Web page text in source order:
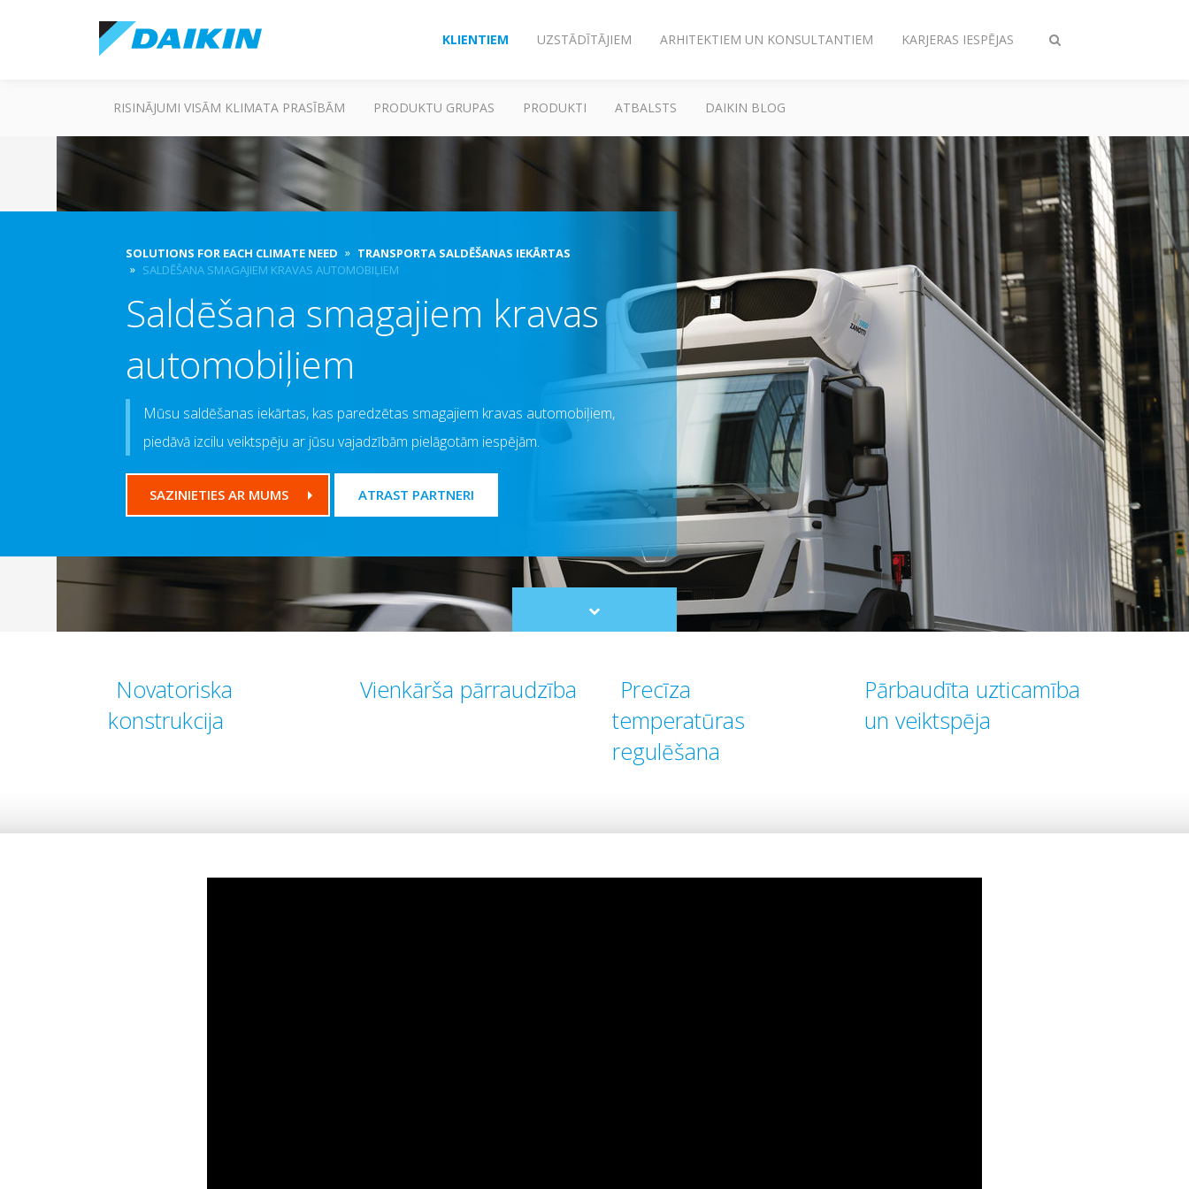
Pārslēgt
KLIENTIEM UZSTĀDĪTĀJIEM ARHITEKTIEM UN KONSULTANTIEM KARJERAS IESPĒJAS
RISINĀJUMI VISĀM KLIMATA PRASĪBĀM PRODUKTU GRUPAS PRODUKTI ATBALSTS DAIKIN BLOG
SOLUTIONS FOR EACH CLIMATE NEED
TRANSPORTA SALDĒŠANAS IEKĀRTAS
SALDĒŠANA SMAGAJIEM KRAVAS AUTOMOBIĻIEM
Saldēšana smagajiem kravas
automobiļiem
Mūsu saldēšanas iekārtas, kas paredzētas smagajiem kravas automobiļiem,
piedāvā izcilu veiktspēju ar jūsu vajadzībām pielāgotām iespējām.
SAZINIETIES AR MUMS ATRAST PARTNERI
Scroll
to
Novatoriska
konstrukcija
Vienkārša pārraudzība
Precīza
temperatūras
regulēšana
Pārbaudīta uzticamība
un veiktspēja